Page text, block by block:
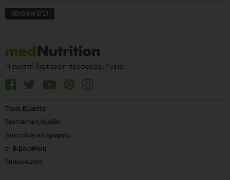
Η σωστή διατροφή προσφέρει Υγεία
Ποιοι Είμαστε
Συντακτική Ομάδα
Διαιτολογικά Γραφεία
e- Βιβλιοθήκη
Επικοινωνία